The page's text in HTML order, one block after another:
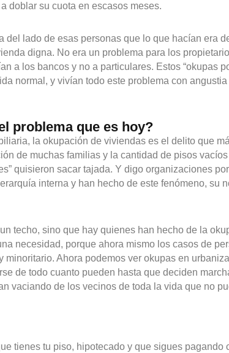
doblar su cuota en escasos meses.
del lado de esas personas que lo que hacían era
digna. No era un problema para los
a los bancos y no a particulares. Estos “okupas
normal, y vivían todo este problema con angustia
problema que es hoy?
la okupación de viviendas es el delito que
de muchas familias y la cantidad de pisos
quisieron sacar tajada. Y digo organizaciones
interna y han hecho de este fenómeno, su
techo, sino que hay quienes han hecho de la
necesidad, porque ahora mismo los casos de
minoritario. Ahora podemos ver okupas en
de todo cuanto pueden hasta que deciden
vaciando de los vecinos de toda la vida que no
tienes tu piso, hipotecado y que sigues pagando